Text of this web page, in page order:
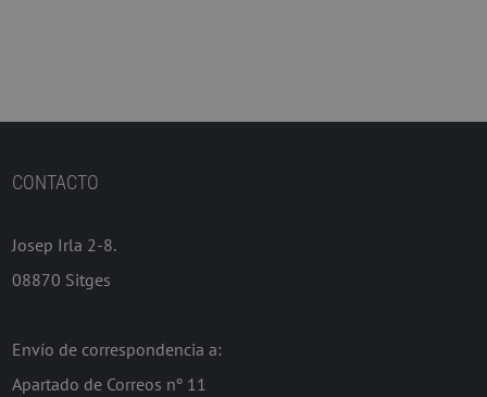
CONTACTO
Josep Irla 2-8.
08870 Sitges
Envío de correspondencia a:
Apartado de Correos nº 11